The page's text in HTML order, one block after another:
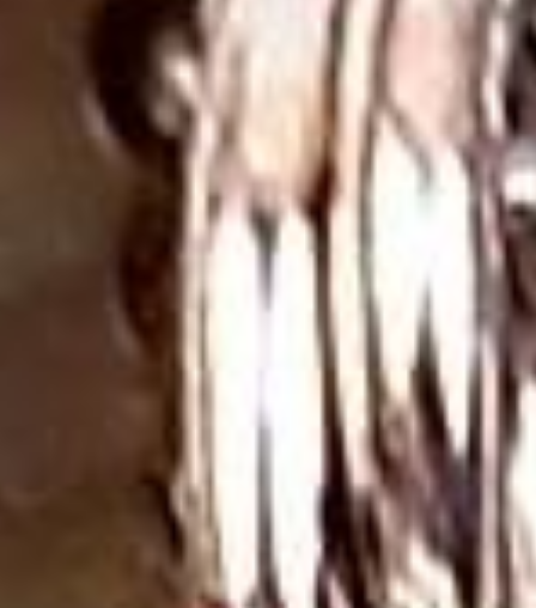
sağlar. Özel günlerde tercih edilen bu kolyeler, şıklığı
ve zarafeti bir arada sunar.
Charm Kolyeler:Rutil kuvars taşı, farklı sembollerle
birleştirilerek charm kolyeler olarak tasarlanabilir.
Özellikle meditasyon ve spiritüel pratiklerde
kullanılmak üzere, kişisel anlam taşıyan sembollerle
Her model, rutil kuvars taşının benzersiz desenlerini
sergileyerek kullanıcısına eşsiz bir deneyim sunar.
Rutil Kuvars Taşı Kolye Fiyatları
Rutil kuvars taşı kolye fiyatları, taşın kalitesine, boyutuna
ve kolyenin tasarımına göre değişkenlik gösterir. Taşın
içindeki rutil inklüzyonların yoğunluğu, kalitesi ve renk
tonları fiyatı etkileyen önemli faktörlerdir. Altın veya gümüş
çerçeveli modeller, genellikle daha yüksek fiyat
aralıklarında yer alırken, elastik ip üzerinde dizilmiş basit